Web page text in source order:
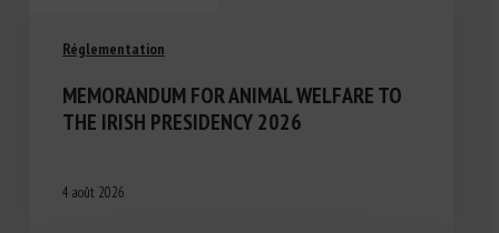
Réglementation
MEMORANDUM FOR ANIMAL WELFARE TO
THE IRISH PRESIDENCY 2026
4 août 2026